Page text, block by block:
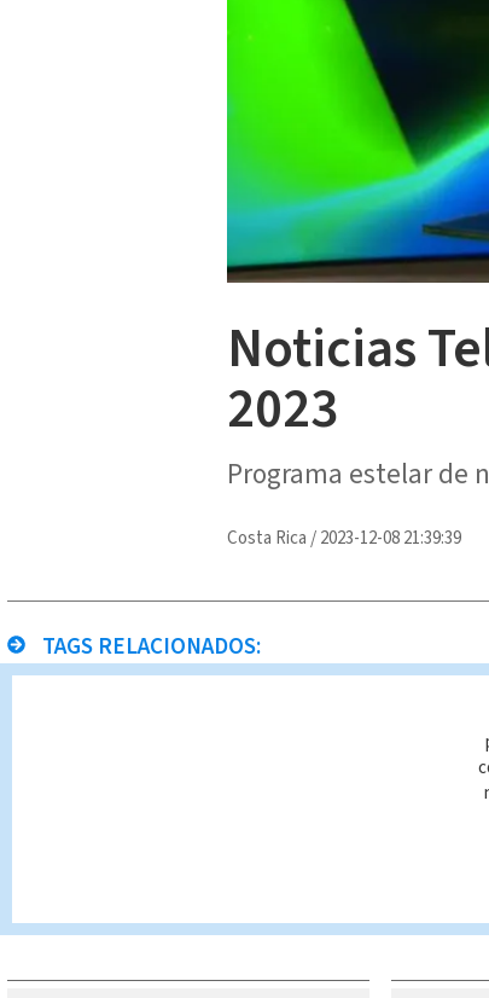
Noticias
2023
Programa estelar de
Costa Rica /2023-12-08 21:39:39
TAGS RELACIONADOS:
Queda prohibida la reproducción total o parcial del
autorizada constituye una infracción y un delito de